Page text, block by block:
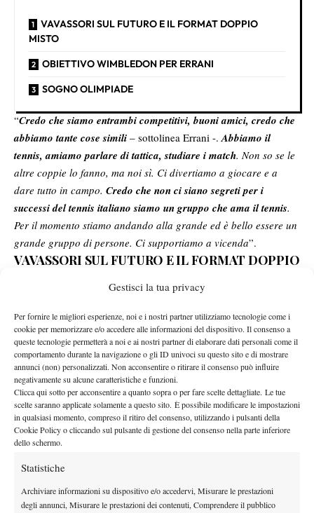
Gestisci la tua privacy
Per fornire le migliori esperienze, noi e i nostri partner utilizziamo tecnologie come i
cookie per memorizzare e/o accedere alle informazioni del dispositivo. Il consenso a
queste tecnologie permetterà a noi e ai nostri partner di elaborare dati personali come il
comportamento durante la navigazione o gli ID univoci su questo sito e di mostrare
annunci (non) personalizzati. Non acconsentire o ritirare il consenso può influire
negativamente su alcune caratteristiche e funzioni.
Clicca qui sotto per acconsentire a quanto sopra o per fare scelte dettagliate. Le tue
scelte saranno applicate solamente a questo sito. È possibile modificare le impostazioni
in qualsiasi momento, compreso il ritiro del consenso, utilizzando i pulsanti della
Cookie Policy o cliccando sul pulsante di gestione del consenso nella parte inferiore
dello schermo.
Statistiche
Archiviare informazioni su dispositivo e/o accedervi, Misurare le prestazioni
degli annunci, Misurare le prestazioni dei contenuti, Comprendere il pubblico
VAVASSORI SUL FUTURO E IL FORMAT DOPPIO
MISTO
OBIETTIVO WIMBLEDON PER ERRANI
SOGNO OLIMPIADE
“Credo che siamo entrambi competitivi, buoni amici, credo che
abbiamo tante cose simili – sottolinea Errani -. Abbiamo il
tennis, amiamo parlare di tattica, studiare i match. Non so se le
altre coppie lo fanno, ma noi sì. Ci divertiamo a giocare e a
dare tutto in campo. Credo che non ci siano segreti per i
successi del tennis italiano siamo un gruppo che ama il tennis.
Per il momento stiamo andando alla grande ed è bello essere un
grande gruppo di persone. Ci supportiamo a vicenda”.
VAVASSORI SUL FUTURO E IL FORMAT DOPPIO
lei. Il discorso di coinvolgere– prosegue Vavassori -.Capisco
che il doppio misto sarebbe ancora più seguito con le star di
singolo, lo abbiamo visto allo US Open. E la settimana delle
quali era la cosa principale, il confronto tra noi doppisti e le
star di singolo insieme. McEnroe per esempio prima aveva il suo
nome ovunque nel palmares.Bisognerebbe promuovere meglio
protagonisti del doppio come i migliori della disciplina. Nel
nostro circuito c’è sempre l’asterisco, come dire i singolaristi
non competono.
di livello mediatico come Ruud o Swiatek, ma in doppio siamo